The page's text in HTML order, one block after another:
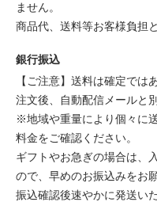
ません。
商品代、送料等お客様負担
銀行振込
【ご注意】送料は確定では
注文後、自動配信メールと
※地域や重量により個々に
料金をご確認ください。
ギフトやお急ぎの場合は、
ので、早めのお振込みをお
振込確認後速やかに発送い